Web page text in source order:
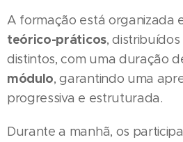
A formação está organizada
teórico-práticos,
distintos, com uma duração
módulo, garantindo uma
progressiva e estruturada.
Durante a manhã, os